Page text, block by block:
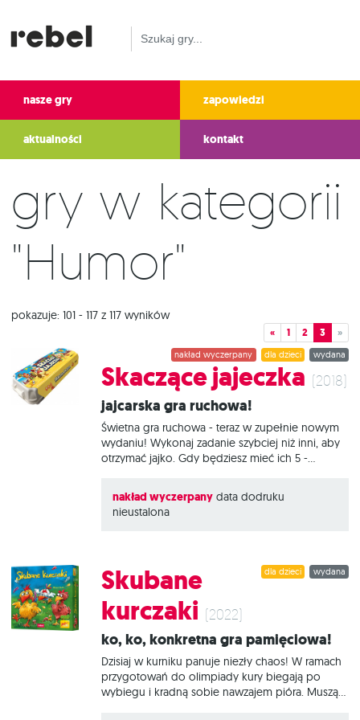
nasze gry zapowiedzi
aktualności kontakt
Gry w kategorii
"Humor"
pokazuje: 101 - 117 z 117 wyników
« 1 2 3 »
wydana
dla dzieci
nakład wyczerpany
Skaczące jajeczka (2018)
Jajcarska gra ruchowa!
Świetna gra ruchowa - teraz w zupełnie nowym
wydaniu! Wykonaj zadanie szybciej niż inni, aby
otrzymać jajko. Gdy będziesz mieć ich 5 -
zupełnie nowa wersja popularnej gry ruchowej,
która sprawdzi się zarówno podczas zabawy z
szybkość i koordynacja, a te, jak wiadomo,
często nie idą ze sobą w parze! Na czym to
rzuca białą kością i umieszcza jedno z
pomarańczowych jajek między częściami ciała,
które wypadły. Gracze
nakład wyczerpany data dodruku
nieustalona
wydana
dla dzieci
Skubane
kurczaki (2022)
Ko, ko, konkretna gra pamięciowa!
Dzisiaj w kurniku panuje niezły chaos! W ramach
przygotowań do olimpiady kury biegają po
wybiegu i kradną sobie nawzajem pióra. Muszą